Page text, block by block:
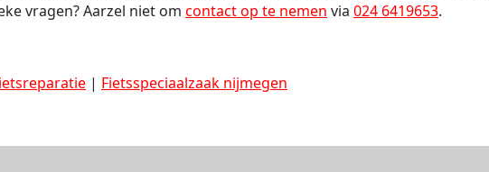
vragen? Aarzel niet om contact op te nemen via 024 6419653.
| Fietsspeciaalzaak nijmegen